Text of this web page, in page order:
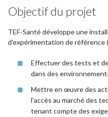
Objectif du projet
TEF-Santé développe une
d’expérimentation de référence
Effectuer des tests et
dans des
Mettre en œuvre des
l’accès au marché des
tenant compte des